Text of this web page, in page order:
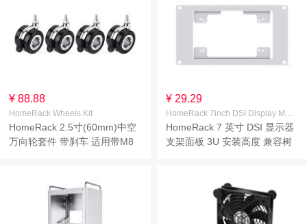
¥ 88.88
HomeRack Wheels Kit
HomeRack 2.5寸(60mm)中空
万向轮套件 带刹车 适用带M8
¥ 29.29
HomeRack 7inch DSI Display Mount 3U
HomeRack 7 英寸 DSI 显示器
支架面板 3U 安装高度 兼容树